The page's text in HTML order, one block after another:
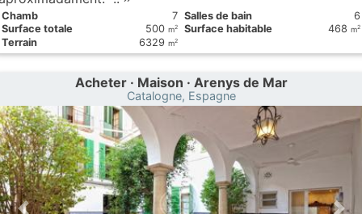
Chamb 7 Salles de bain
6
Surface totale
500 m2 Surface habitable 468 m2
Terrain 6329 m2
Acheter · Maison · Arenys de Mar
Catalogne, Espagne